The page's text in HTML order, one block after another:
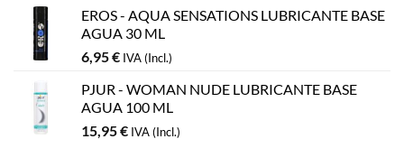
EROS - AQUA SENSATIONS LUBRICANTE BASE
AGUA 30 ML
6,95€ IVA (Incl.)
PJUR - WOMAN NUDE LUBRICANTE BASE
AGUA 100 ML
15,95€ IVA (Incl.)